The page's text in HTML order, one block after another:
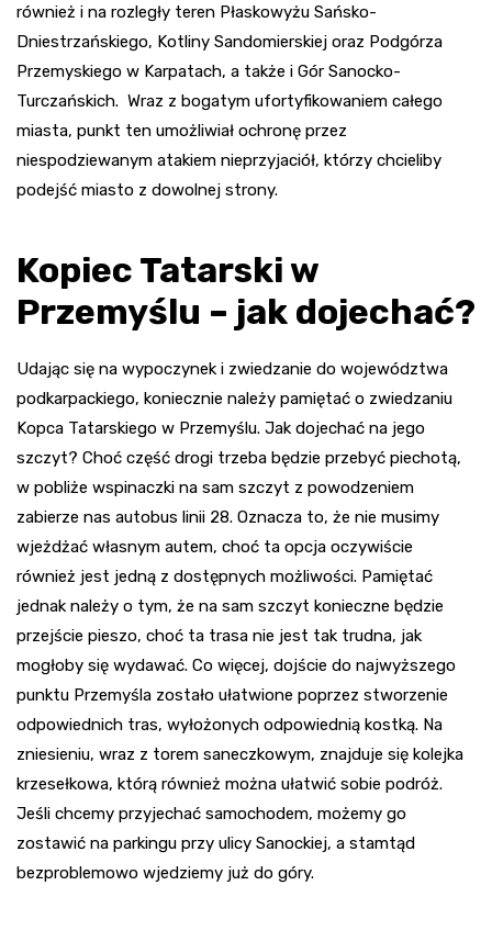
również i na rozległy teren Płaskowyżu Sańsko-
Dniestrzańskiego, Kotliny Sandomierskiej oraz Podgórza
Przemyskiego w Karpatach, a także i Gór Sanocko-
Turczańskich. Wraz z bogatym ufortyfikowaniem całego
miasta, punkt ten umożliwiał ochronę przez
niespodziewanym atakiem nieprzyjaciół, którzy chcieliby
podejść miasto z dowolnej strony.
Kopiec Tatarski w
Przemyślu – jak dojechać?
Udając się na wypoczynek i zwiedzanie do województwa
podkarpackiego, koniecznie należy pamiętać o zwiedzaniu
Kopca Tatarskiego w Przemyślu. Jak dojechać na jego
szczyt? Choć część drogi trzeba będzie przebyć piechotą,
w pobliże wspinaczki na sam szczyt z powodzeniem
zabierze nas autobus linii 28. Oznacza to, że nie musimy
wjeżdżać własnym autem, choć ta opcja oczywiście
również jest jedną z dostępnych możliwości. Pamiętać
jednak należy o tym, że na sam szczyt konieczne będzie
przejście pieszo, choć ta trasa nie jest tak trudna, jak
mogłoby się wydawać. Co więcej, dojście do najwyższego
punktu Przemyśla zostało ułatwione poprzez stworzenie
odpowiednich tras, wyłożonych odpowiednią kostką. Na
zniesieniu, wraz z torem saneczkowym, znajduje się kolejka
krzesełkowa, którą również można ułatwić sobie podróż.
Jeśli chcemy przyjechać samochodem, możemy go
zostawić na parkingu przy ulicy Sanockiej, a stamtąd
bezproblemowo wjedziemy już do góry.